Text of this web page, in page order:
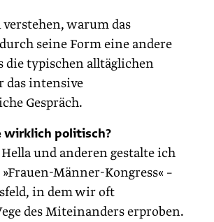
warum das
seine Form eine andere
die typischen alltäglichen
das intensive
Gespräch.
wirklich politisch?
und anderen gestalte ich
Männer-Kongress« –
in dem wir oft
des Miteinanders erproben.